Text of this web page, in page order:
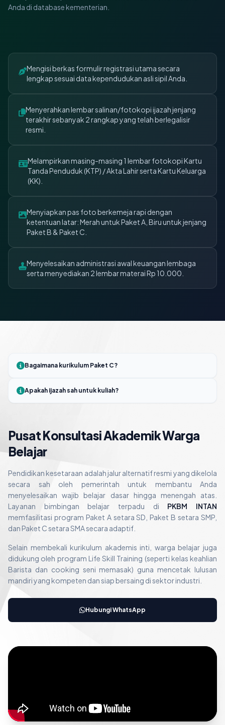
Anda di database kementerian.
Mengisi berkas formulir registrasi utama secara
lengkap sesuai data kependudukan asli sipil Anda.
Menyerahkan lembar salinan/fotokopi ijazah jenjang
terakhir sebanyak 2 rangkap yang telah berlegalisir
resmi.
Melampirkan masing-masing 1 lembar fotokopi Kartu
Tanda Penduduk (KTP) / Akta Lahir serta Kartu Keluarga
(KK).
Menyiapkan pas foto berkemeja rapi dengan
ketentuan latar: Merah untuk Paket A, Biru untuk jenjang
Paket B & Paket C.
Menyelesaikan administrasi awal keuangan lembaga
serta menyediakan 2 lembar materai Rp 10.000.
Bagaimana kurikulum Paket C?
Apakah ijazah sah untuk kuliah?
Pusat Konsultasi Akademik Warga
Belajar
Pendidikan kesetaraan adalah jalur alternatif resmi yang dikelola
secara sah oleh pemerintah untuk membantu Anda
menyelesaikan wajib belajar dasar hingga menengah atas.
Layanan bimbingan belajar terpadu di PKBM INTAN
memfasilitasi program Paket A setara SD, Paket B setara SMP,
dan Paket C setara SMA secara adaptif.
Selain membekali kurikulum akademis inti, warga belajar juga
didukung oleh program Life Skill Training (seperti kelas keahlian
Barista dan cooking seni memasak) guna mencetak lulusan
mandiri yang kompeten dan siap bersaing di sektor industri.
Hubungi WhatsApp